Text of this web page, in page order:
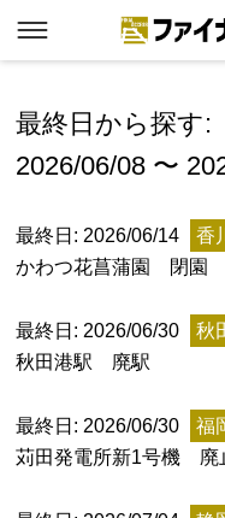
注目コンテンツ 一覧
ファイナルアクセス
メディアの編集方
プライバシーポリシ
免責事項
記事掲載基準
フリーワードで
最終日から探す:
2026/06/08 〜
最終日: 2026/06/14
香
かわつ花菖蒲園 閉園
最終日: 2026/06/30
秋
秋田港駅 廃駅
最終日: 2026/06/30
福
苅田発電所新1号機 廃